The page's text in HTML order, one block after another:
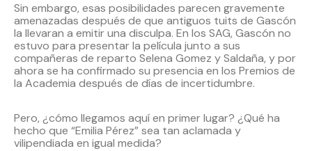
Sin embargo, esas posibilidades parecen gravemente
amenazadas después de que antiguos tuits de Gascón
la llevaran a emitir una disculpa. En los SAG, Gascón no
estuvo para presentar la película junto a sus
compañeras de reparto Selena Gomez y Saldaña, y por
ahora se ha confirmado su presencia en los Premios de
la Academia después de días de incertidumbre.
Pero, ¿cómo llegamos aquí en primer lugar? ¿Qué ha
hecho que “Emilia Pérez” sea tan aclamada y
vilipendiada en igual medida?